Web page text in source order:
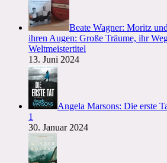
Beate Wagner: Moritz
ihren Augen: Große Träume, ihr
Weltmeistertitel
13. Juni 2024
Angela Marsons: Die erste
1
30. Januar 2024